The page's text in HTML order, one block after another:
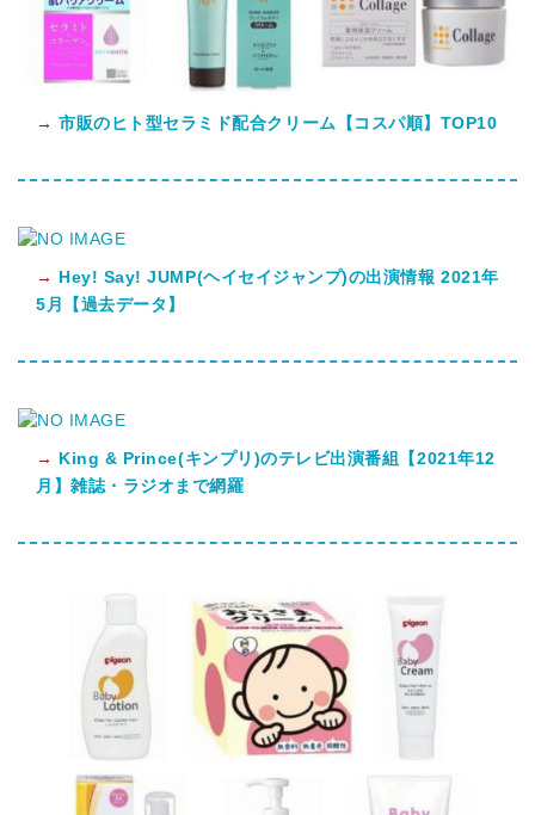
→ 市販のヒト型セラミド配合クリーム【コスパ順】TOP10
→ Hey! Say! JUMP(ヘイセイジャンプ)の出演情報 2021年
5月【過去データ】
→ King & Prince(キンプリ)のテレビ出演番組【2021年12
月】雑誌・ラジオまで網羅